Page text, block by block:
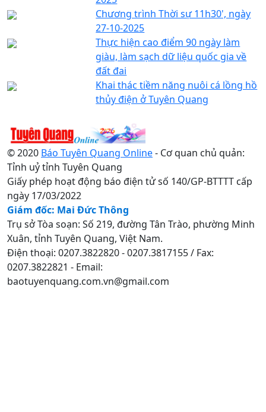
Chương trình Thời sự 11h30', ngày
27-10-2025
Thực hiện cao điểm 90 ngày làm
giàu, làm sạch dữ liệu quốc gia về
đất đai
Khai thác tiềm năng nuôi cá lồng hồ
thủy điện ở Tuyên Quang
© 2020 Báo Tuyên Quang Online- Cơ quan chủ quản:
Tỉnh uỷ tỉnh Tuyên Quang
Giấy phép hoạt động báo điện tử số 140/GP-BTTTT cấp
ngày 17/03/2022
Giám đốc: Mai Đức Thông
Trụ sở Tòa soạn: Số 219, đường Tân Trào, phường Minh
Xuân, tỉnh Tuyên Quang, Việt Nam.
Điện thoại: 0207.3822820 - 0207.3817155 / Fax:
0207.3822821 - Email:
baotuyenquang.com.vn@gmail.com